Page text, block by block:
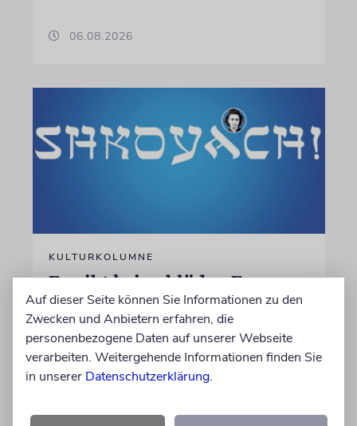
06.08.2026
KULTURKOLUMNE
Es gibt keine blöden Fragen
Die schmerzhafte Erinnerung an eine
Gerechte
von Laura Cazés
Auf dieser Seite können Sie Informationen zu den
Zwecken und Anbietern erfahren, die
personenbezogene Daten auf unserer Webseite
verarbeiten. Weitergehende Informationen finden Sie
in unserer Datenschutzerklärung.